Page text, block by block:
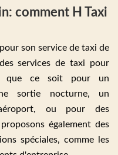
comment H Taxi
son service de taxi de
services de taxi pour
que ce soit pour un
sortie nocturne, un
ou pour des
également des
spéciales, comme les